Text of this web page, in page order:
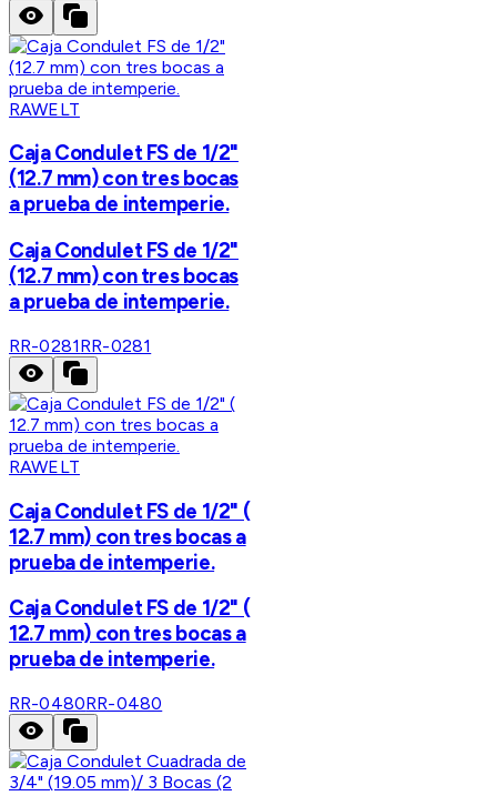
RAWELT
Caja Condulet FS de 1/2"
(12.7 mm) con tres bocas
a prueba de intemperie.
Caja Condulet FS de 1/2"
(12.7 mm) con tres bocas
a prueba de intemperie.
RR-0281RR-0281
RAWELT
Caja Condulet FS de 1/2" (
12.7 mm) con tres bocas a
prueba de intemperie.
Caja Condulet FS de 1/2" (
12.7 mm) con tres bocas a
prueba de intemperie.
RR-0480RR-0480